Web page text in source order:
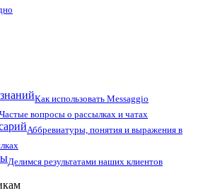
Как использовать Messaggio
Частые вопросы о рассылках и чатах
Аббревиатуры, понятия и выражения в
Делимся результатами наших клиентов